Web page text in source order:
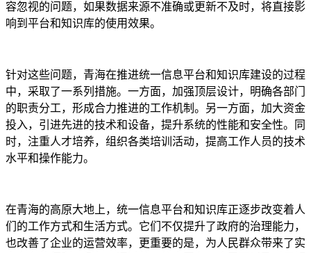
容忽视的问题，如果数据来源不准确或更新不及时，将直接影
响到平台和知识库的使用效果。
针对这些问题，青海在推进统一信息平台和知识库建设的过程
中，采取了一系列措施。一方面，加强顶层设计，明确各部门
的职责分工，形成合力推进的工作机制。另一方面，加大资金
投入，引进先进的技术和设备，提升系统的性能和安全性。同
时，注重人才培养，组织各类培训活动，提高工作人员的技术
水平和操作能力。
在青海的高原大地上，统一信息平台和知识库正逐步改变着人
们的工作方式和生活方式。它们不仅提升了政府的治理能力，
也改善了企业的运营效率，更重要的是，为人民群众带来了实